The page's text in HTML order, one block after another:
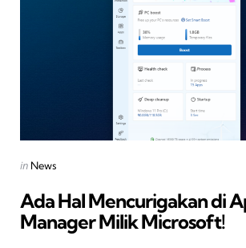
Posted
in News
Ada Hal Mencurigakan di
Manager Milik Microsoft!